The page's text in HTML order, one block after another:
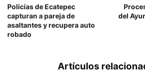
Policías de Ecatepec
capturan a pareja de
asaltantes y recupera auto
robado
del
Artículos